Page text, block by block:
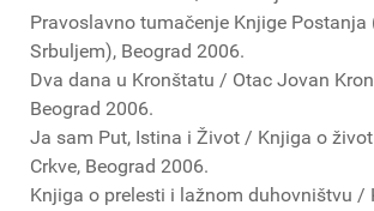
Pravoslavno tumačenje Knjige Postanja
Srbuljem), Beograd 2006.
Dva dana u Kronštatu / Otac Jovan
Beograd 2006.
Ja sam Put, Istina i Život / Knjiga o
Crkve, Beograd 2006.
Knjiga o prelesti i lažnom duhovništvu /